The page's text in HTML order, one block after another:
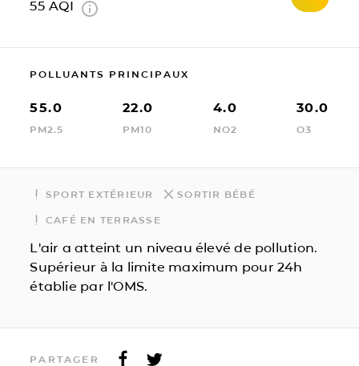
55 AQI
POLLUANTS PRINCIPAUX
55.0
PM2.5
22.0
PM10
4.0
NO2
30.0
O3
SPORT EXTÉRIEUR SORTIR BÉBÉ
CAFÉ EN TERRASSE
L'air a atteint un niveau élevé de pollution.
Supérieur à la limite maximum pour 24h
établie par l'OMS.
PARTAGER